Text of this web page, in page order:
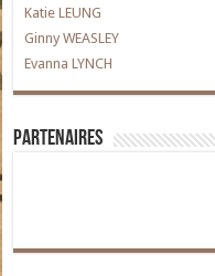
Katie LEUNG
Ginny WEASLEY
Evanna LYNCH
Partenaires